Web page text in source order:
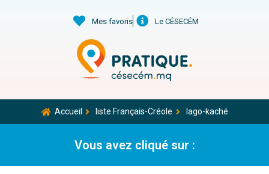
Mes favoris Le CÉSECÉM
Accueil liste Français-Créole lago-kaché
Vous avez cliqué sur :